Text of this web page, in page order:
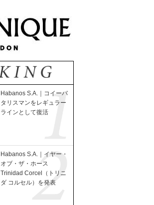
Habanos S.A.｜コイーバ
タリスマンをレギュラー
ラインとして復活
Habanos S.A.｜イヤー・
オブ・ザ・ホース
Trinidad Corcel（トリニ
ダ コルセル）を発表